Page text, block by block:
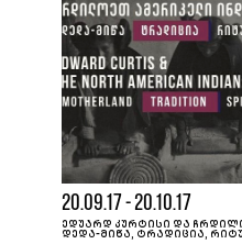
20.09.17 - 20.10.17
ᲔᲓᲣᲐᲠᲓ ᲙᲣᲠᲢᲘᲡᲘ ᲓᲐ
ᲓᲔᲓᲐ-ᲛᲘᲬᲐ, ᲢᲠᲐᲓᲘᲪᲘᲐ,